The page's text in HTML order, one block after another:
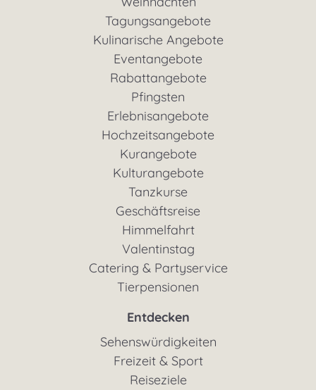
Tagungsangebote
Kulinarische Angebote
Eventangebote
Rabattangebote
Pfingsten
Erlebnisangebote
Hochzeitsangebote
Kurangebote
Kulturangebote
Tanzkurse
Geschäftsreise
Himmelfahrt
Valentinstag
Catering & Partyservice
Tierpensionen
Entdecken
Sehenswürdigkeiten
Freizeit & Sport
Reiseziele